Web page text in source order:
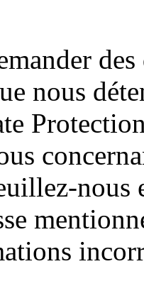
nous
nous